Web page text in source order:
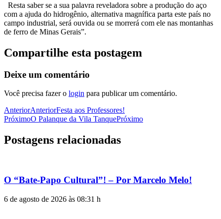
Resta saber se a sua palavra reveladora sobre a produção do aço
com a ajuda do hidrogênio, alternativa magnífica parta este país no
campo industrial, será ouvida ou se morrerá com ele nas montanhas
de ferro de Minas Gerais”.
Compartilhe esta postagem
Deixe um comentário
Você precisa fazer o login para publicar um comentário.
AnteriorAnteriorFesta aos Professores!
PróximoO Palanque da Vila TanquePróximo
Postagens relacionadas
O “Bate-Papo Cultural”! – Por Marcelo Melo!
6 de agosto de 2026 às 08:31 h